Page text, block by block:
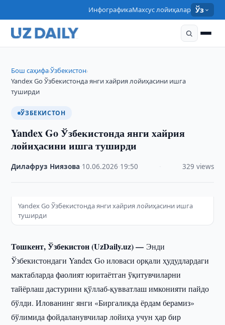
ИнфографикаМахсус лойиҳалар Ўз
Бош саҳифа›Ўзбекистон›
Yandex Go Ўзбекистонда янги хайрия лойиҳасини ишга
туширди
ЎЗБЕКИСТОН
Yandex Go Ўзбекистонда янги хайрия
лойиҳасини ишга туширди
Дилафруз Ниязова 10.06.2026 19:50 329 views
Yandex Go Ўзбекистонда янги хайрия лойиҳасини ишга
туширди
Тошкент, Ўзбекистон (UzDaily.uz) — Энди
Ўзбекистондаги Yandex Go иловаси орқали ҳудудлардаги
мактабларда фаолият юритаётган ўқитувчиларни
тайёрлаш дастурини қўллаб-қувватлаш имконияти пайдо
бўлди. Илованинг янги «Биргаликда ёрдам берамиз»
бўлимида фойдаланувчилар лойиҳа учун ҳар бир